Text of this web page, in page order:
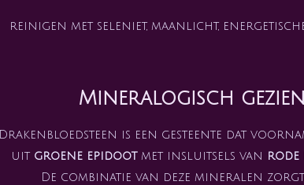
reinigen met seleniet, maanlicht,
Mineralogisch gezien
Drakenbloedsteen is een gesteente dat
uit groene epidootmet insluitsels van rode
De combinatie van deze mineralen